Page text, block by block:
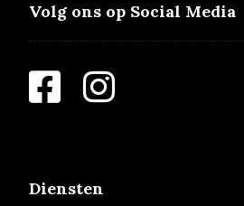
Volg ons op Social Media
Diensten